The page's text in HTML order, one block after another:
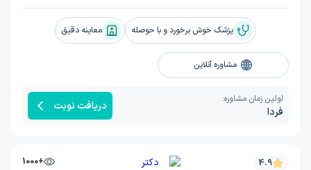
پزشک خوش برخورد و با حوصله معاینه دقیق
مشاوره آنلاین
اولین زمان مشاوره:
فردا دریافت نوبت
+1000 4.9